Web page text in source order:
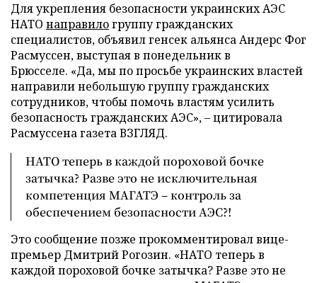
Для укрепления безопасности украинских АЭС
НАТО направилогруппу гражданских
специалистов, объявил генсек альянса Андерс Фог
Расмуссен, выступая в понедельник в
Брюсселе. «Да, мы по просьбе украинских властей
направили небольшую группу гражданских
сотрудников, чтобы помочь властям усилить
безопасность гражданских АЭС», – цитировала
Расмуссена газета ВЗГЛЯД.
НАТО теперь в каждой пороховой бочке
затычка? Разве это не исключительная
компетенция МАГАТЭ – контроль за
обеспечением безопасности АЭС?!
Это сообщение позже прокомментировал вице-
премьер Дмитрий Рогозин. «НАТО теперь в
каждой пороховой бочке затычка? Разве это не